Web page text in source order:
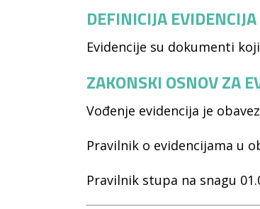
DEFINICIJA
Evidencije su dokumenti
ZAKONSKI OSNOV ZA
Vođenje evidencija je
Pravilnik o evidencijama u
Pravilnik stupa na snagu